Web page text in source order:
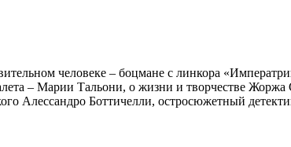
человеке – боцмане с линкора
– Марии Тальони, о жизни и творчестве
Алессандро Боттичелли, остросюжетный